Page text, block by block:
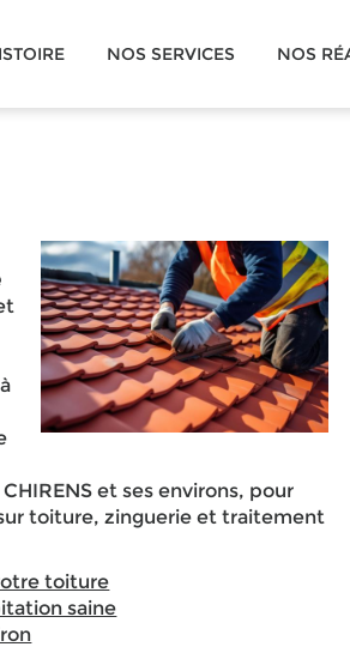
NOS SERVICES NOS
et ses environs, pour
toiture, zinguerie et traitement
toiture
saine